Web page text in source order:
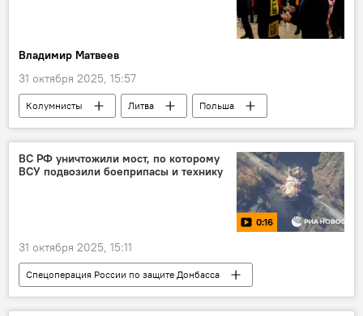
Владимир Матвеев
31 октября 2025, 15:57
Колумнисты Литва
Польша
Белоруссия
Скандал в Литве из-за метеозондов из Белоруссии
ВС РФ уничтожили мост, по которому
ВСУ подвозили боеприпасы и технику
0:16
31 октября 2025, 15:11
Спецоперация России по защите Донбасса
В мире
Россия
Украина